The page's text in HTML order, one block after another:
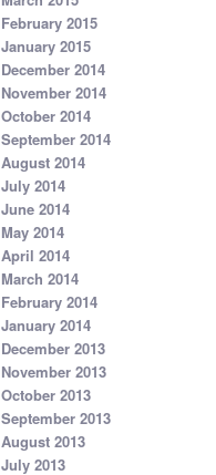
February 2015
January 2015
December 2014
November 2014
October 2014
September 2014
August 2014
July 2014
June 2014
May 2014
April 2014
March 2014
February 2014
January 2014
December 2013
November 2013
October 2013
September 2013
August 2013
July 2013